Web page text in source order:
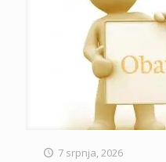
7 srpnja, 2026